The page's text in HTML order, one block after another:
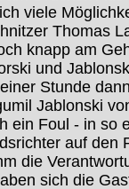
viele
Thomas
knapp am
und
Stunde
Jablonski
ein Foul - in so
auf den
die
sich die